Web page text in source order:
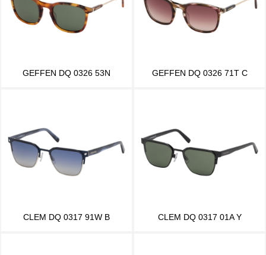
GEFFEN DQ 0326 53N GEFFEN DQ 0326 71T C
CLEM DQ 0317 91W B CLEM DQ 0317 01A Y